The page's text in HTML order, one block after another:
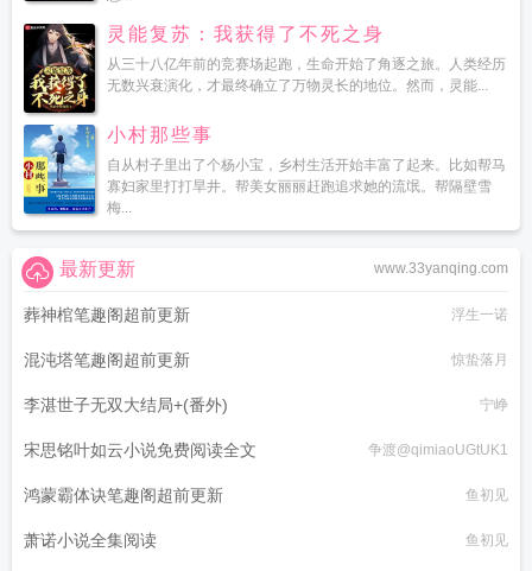
灵能复苏：我获得了不死之身
从三十八亿年前的竞赛场起跑，生命开始了角逐之旅。人类经历
无数兴衰演化，才最终确立了万物灵长的地位。然而，灵能...
小村那些事
自从村子里出了个杨小宝，乡村生活开始丰富了起来。比如帮马
寡妇家里打打旱井。帮美女丽丽赶跑追求她的流氓。帮隔壁雪
梅...
www.33yanqing.com
最新更新
葬神棺笔趣阁超前更新 浮生一诺
混沌塔笔趣阁超前更新 惊蛰落月
李湛世子无双大结局+(番外) 宁峥
宋思铭叶如云小说免费阅读全文 争渡@qimiaoUGtUK1
鸿蒙霸体诀笔趣阁超前更新 鱼初见
萧诺小说全集阅读 鱼初见